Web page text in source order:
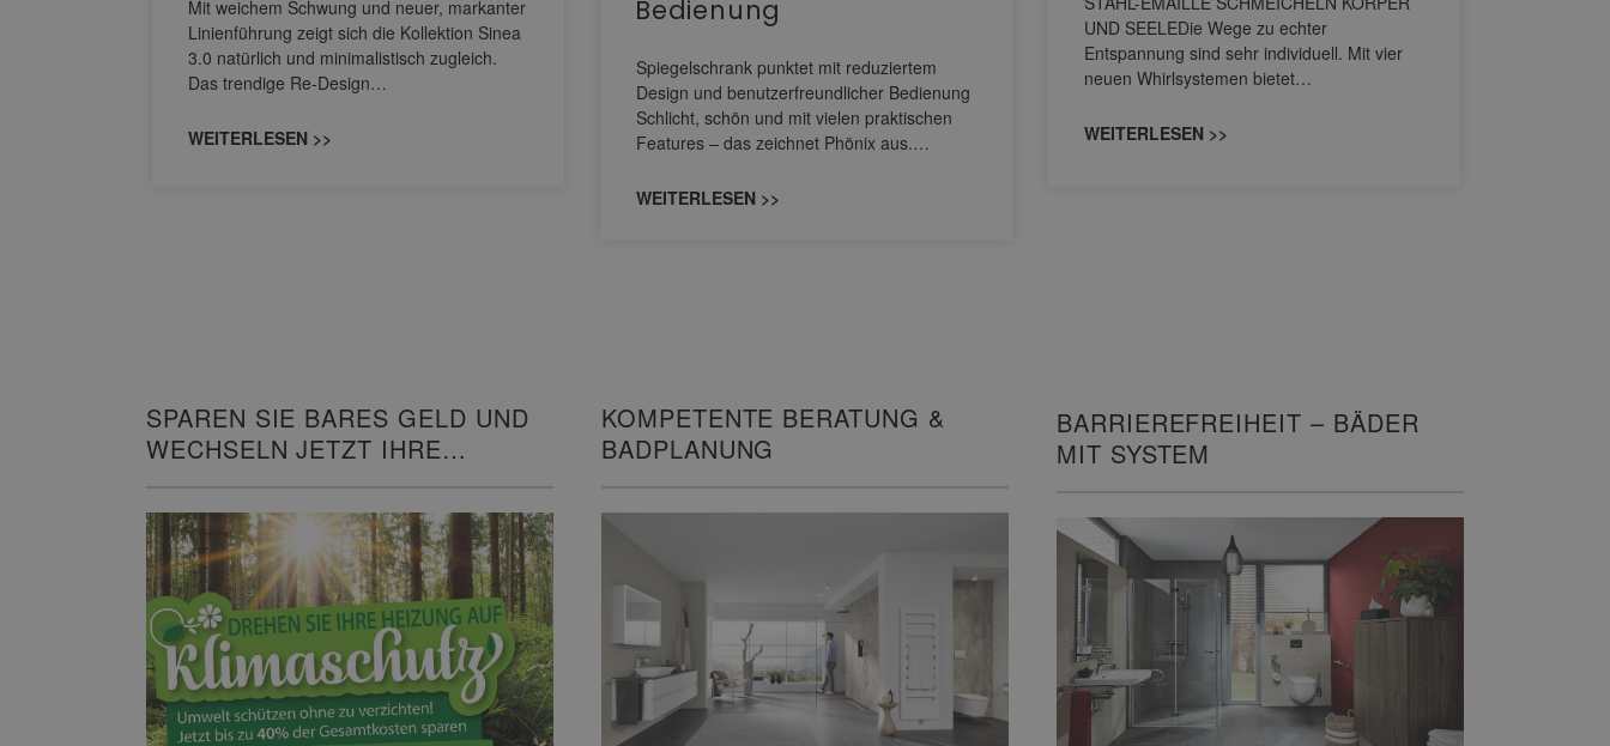
Mit weichem Schwung und neuer, markanter
Linienführung zeigt sich die Kollektion Sinea
3.0 natürlich und minimalistisch zugleich.
Das trendige Re-Design…
WEITERLESEN >>
Bedienung
Spiegelschrank punktet mit reduziertem
Design und benutzerfreundlicher Bedienung
Schlicht, schön und mit vielen praktischen
Features – das zeichnet Phönix aus.…
WEITERLESEN >>
UND SEELEDie Wege zu echter
Entspannung sind sehr individuell. Mit vier
neuen Whirlsystemen bietet…
WEITERLESEN >>
SPAREN SIE BARES GELD UND
WECHSELN JETZT IHRE
KOMPETENTE BERATUNG &
BADPLANUNG
BARRIEREFREIHEIT – BÄDER
MIT SYSTEM